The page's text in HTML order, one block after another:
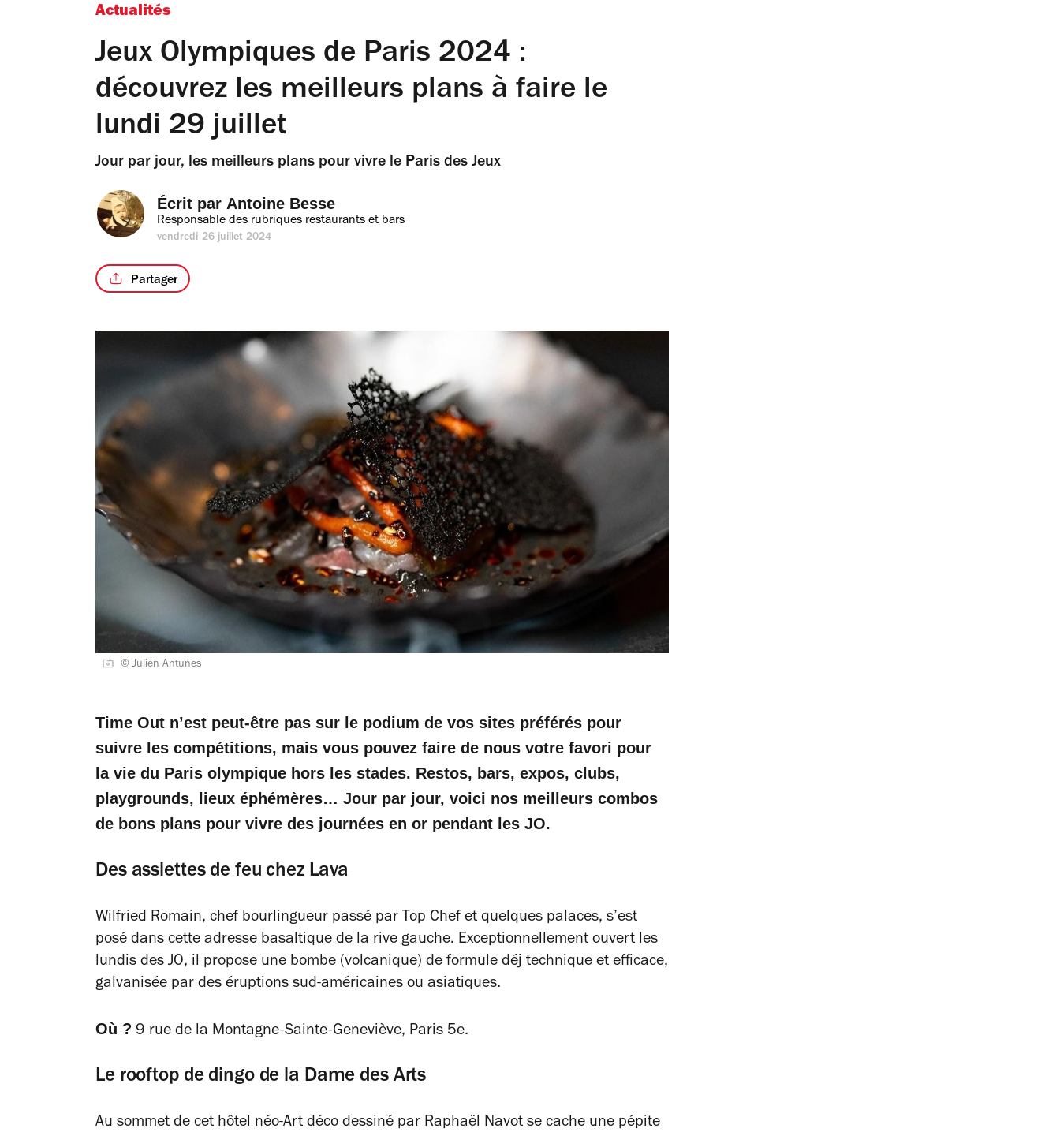
Actualités
Jeux Olympiques de Paris 2024 :
découvrez les meilleurs plans à faire le
lundi 29 juillet
Jour par jour, les meilleurs plans pour vivre le Paris des Jeux
Écrit par Antoine Besse
Responsable des rubriques restaurants et bars
vendredi 26 juillet 2024
Partager
© Julien Antunes
Time Out n’est peut-être pas sur le podium de vos sites préférés pour
suivre les compétitions, mais vous pouvez faire de nous votre favori pour
la vie du Paris olympique hors les stades. Restos, bars, expos, clubs,
playgrounds, lieux éphémères… Jour par jour, voici nos meilleurs combos
de bons plans pour vivre des journées en or pendant les JO.
Des assiettes de feu chez Lava
Wilfried Romain, chef bourlingueur passé par Top Chef et quelques palaces, s’est
posé dans cette adresse basaltique de la rive gauche. Exceptionnellement ouvert les
lundis des JO, il propose une bombe (volcanique) de formule déj technique et efficace,
galvanisée par des éruptions sud-américaines ou asiatiques.
Où ? 9 rue de la Montagne-Sainte-Geneviève, Paris 5e.
Le rooftop de dingo de la Dame des Arts
Au sommet de cet hôtel néo-Art déco dessiné par Raphaël Navot se cache une pépite